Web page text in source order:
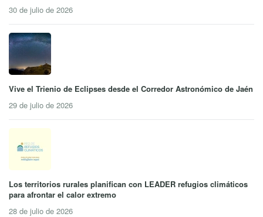
30 de julio de 2026
Vive el Trienio de Eclipses desde el Corredor Astronómico de Jaén
29 de julio de 2026
Los territorios rurales planifican con LEADER refugios climáticos
para afrontar el calor extremo
28 de julio de 2026